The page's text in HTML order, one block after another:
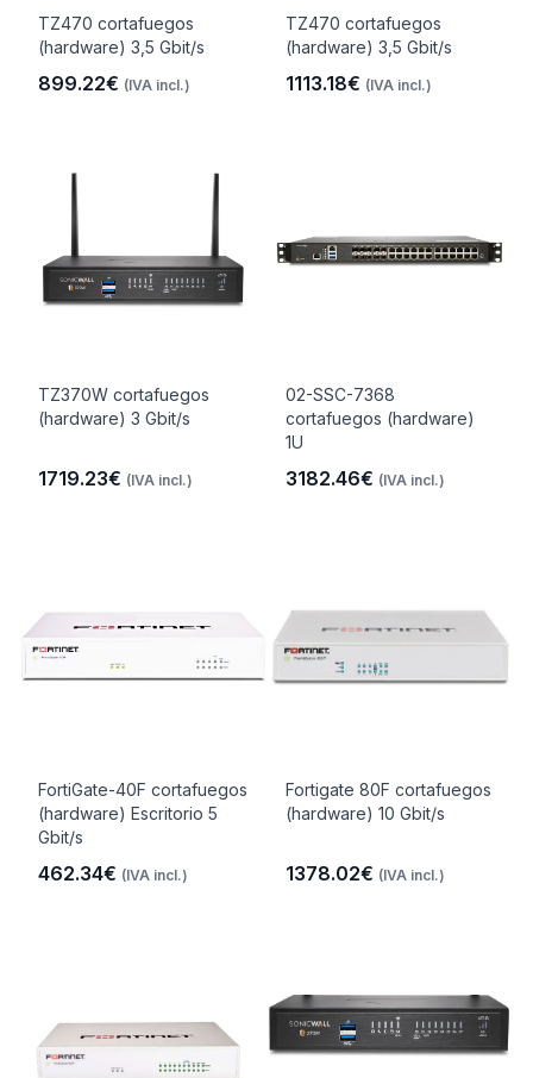
TZ470 cortafuegos
(hardware) 3,5 Gbit/s
899.22€ (IVA incl.)
TZ470 cortafuegos
(hardware) 3,5 Gbit/s
1113.18€ (IVA incl.)
TZ370W cortafuegos
(hardware) 3 Gbit/s
1719.23€ (IVA incl.)
02-SSC-7368
cortafuegos (hardware)
1U
3182.46€ (IVA incl.)
FortiGate-40F cortafuegos
(hardware) Escritorio 5
Gbit/s
462.34€ (IVA incl.)
Fortigate 80F cortafuegos
(hardware) 10 Gbit/s
1378.02€ (IVA incl.)